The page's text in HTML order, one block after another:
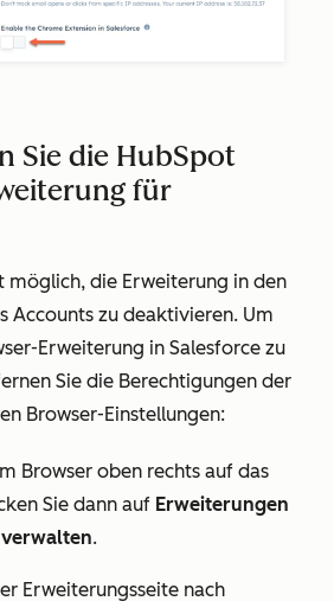
Sie die HubSpot
für
möglich, die Erweiterung in den
Accounts zu deaktivieren. Um
Erweiterung in Salesforce zu
Sie die Berechtigungen der
Browser-Einstellungen:
Browser oben rechts auf das
Sie dann auf Erweiterungen
.
Erweiterungsseite nach